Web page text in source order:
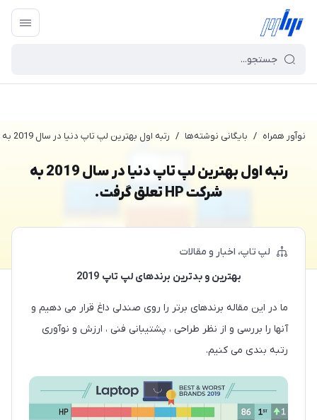
نوآور همراه / بایگانی نوشته‌ها / رتبه اول بهترین لپ تاپ دنیا در سال 2019 به شرکت HP تعلق گرفت.
رتبه اول بهترین لپ تاپ دنیا در سال 2019 به
شرکت HP تعلق گرفت.
لپ تاپ اخبار و مقالات
بهترین و بدترین برندهای لپ تاپ 2019
ما در این مقاله برندهای برتر را روی صندلی داغ قرار می دهیم و
آنها را بررسی و از نظر طراحی ، پشتیبانی فنی ، ارزش و نوآوری
رتبه بندی می کنیم.